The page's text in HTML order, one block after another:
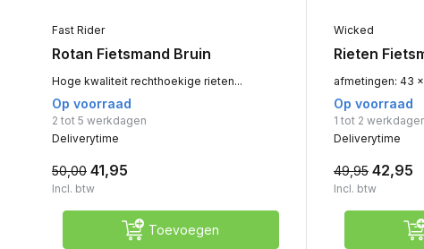
Fast Rider
Rotan Fietsmand Bruin
Hoge kwaliteit rechthoekige rieten...
Op voorraad
2 tot 5 werkdagen
Deliverytime
50,00 41,95
Incl. btw
Toevoegen
Wicked
Rieten
afmetingen: 43
Op voorraad
1 tot 2
Deliverytime
49,95 42,95
Incl. btw